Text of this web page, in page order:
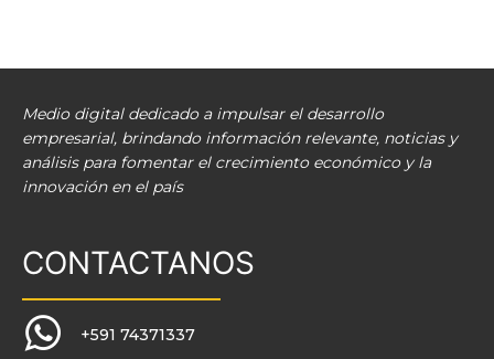
Medio digital dedicado a impulsar el desarrollo
empresarial, brindando información relevante, noticias y
análisis para fomentar el crecimiento económico y la
innovación en el país
CONTACTANOS
+591 74371337